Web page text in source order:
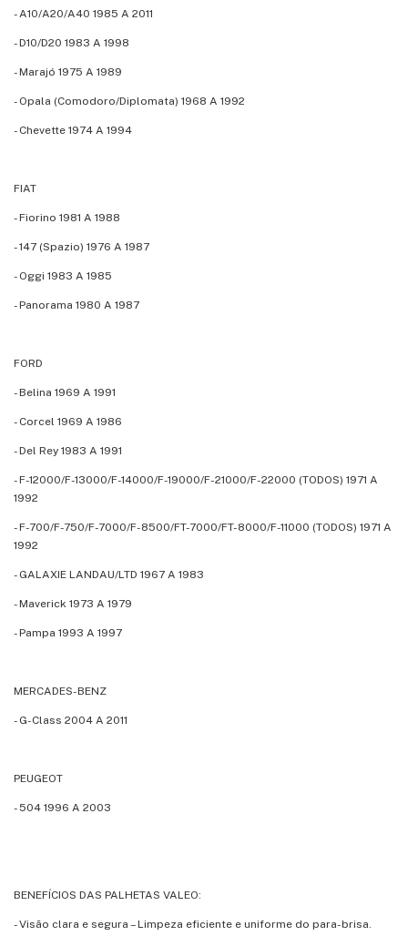
- A10/A20/A40 1985 A 2011
- D10/D20 1983 A 1998
- Marajó 1975 A 1989
- Opala (Comodoro/Diplomata) 1968 A 1992
- Chevette 1974 A 1994
FIAT
- Fiorino 1981 A 1988
- 147 (Spazio) 1976 A 1987
- Oggi 1983 A 1985
- Panorama 1980 A 1987
FORD
- Belina 1969 A 1991
- Corcel 1969 A 1986
- Del Rey 1983 A 1991
- F-12000/F-13000/F-14000/F-19000/F-21000/F-22000 (TODOS) 1971 A
1992
- F-700/F-750/F-7000/F-8500/FT-7000/FT-8000/F-11000 (TODOS) 1971 A
1992
- GALAXIE LANDAU/LTD 1967 A 1983
- Maverick 1973 A 1979
- Pampa 1993 A 1997
MERCADES-BENZ
- G-Class 2004 A 2011
PEUGEOT
- 504 1996 A 2003
BENEFÍCIOS DAS PALHETAS VALEO:
- Visão clara e segura – Limpeza eficiente e uniforme do para-brisa.